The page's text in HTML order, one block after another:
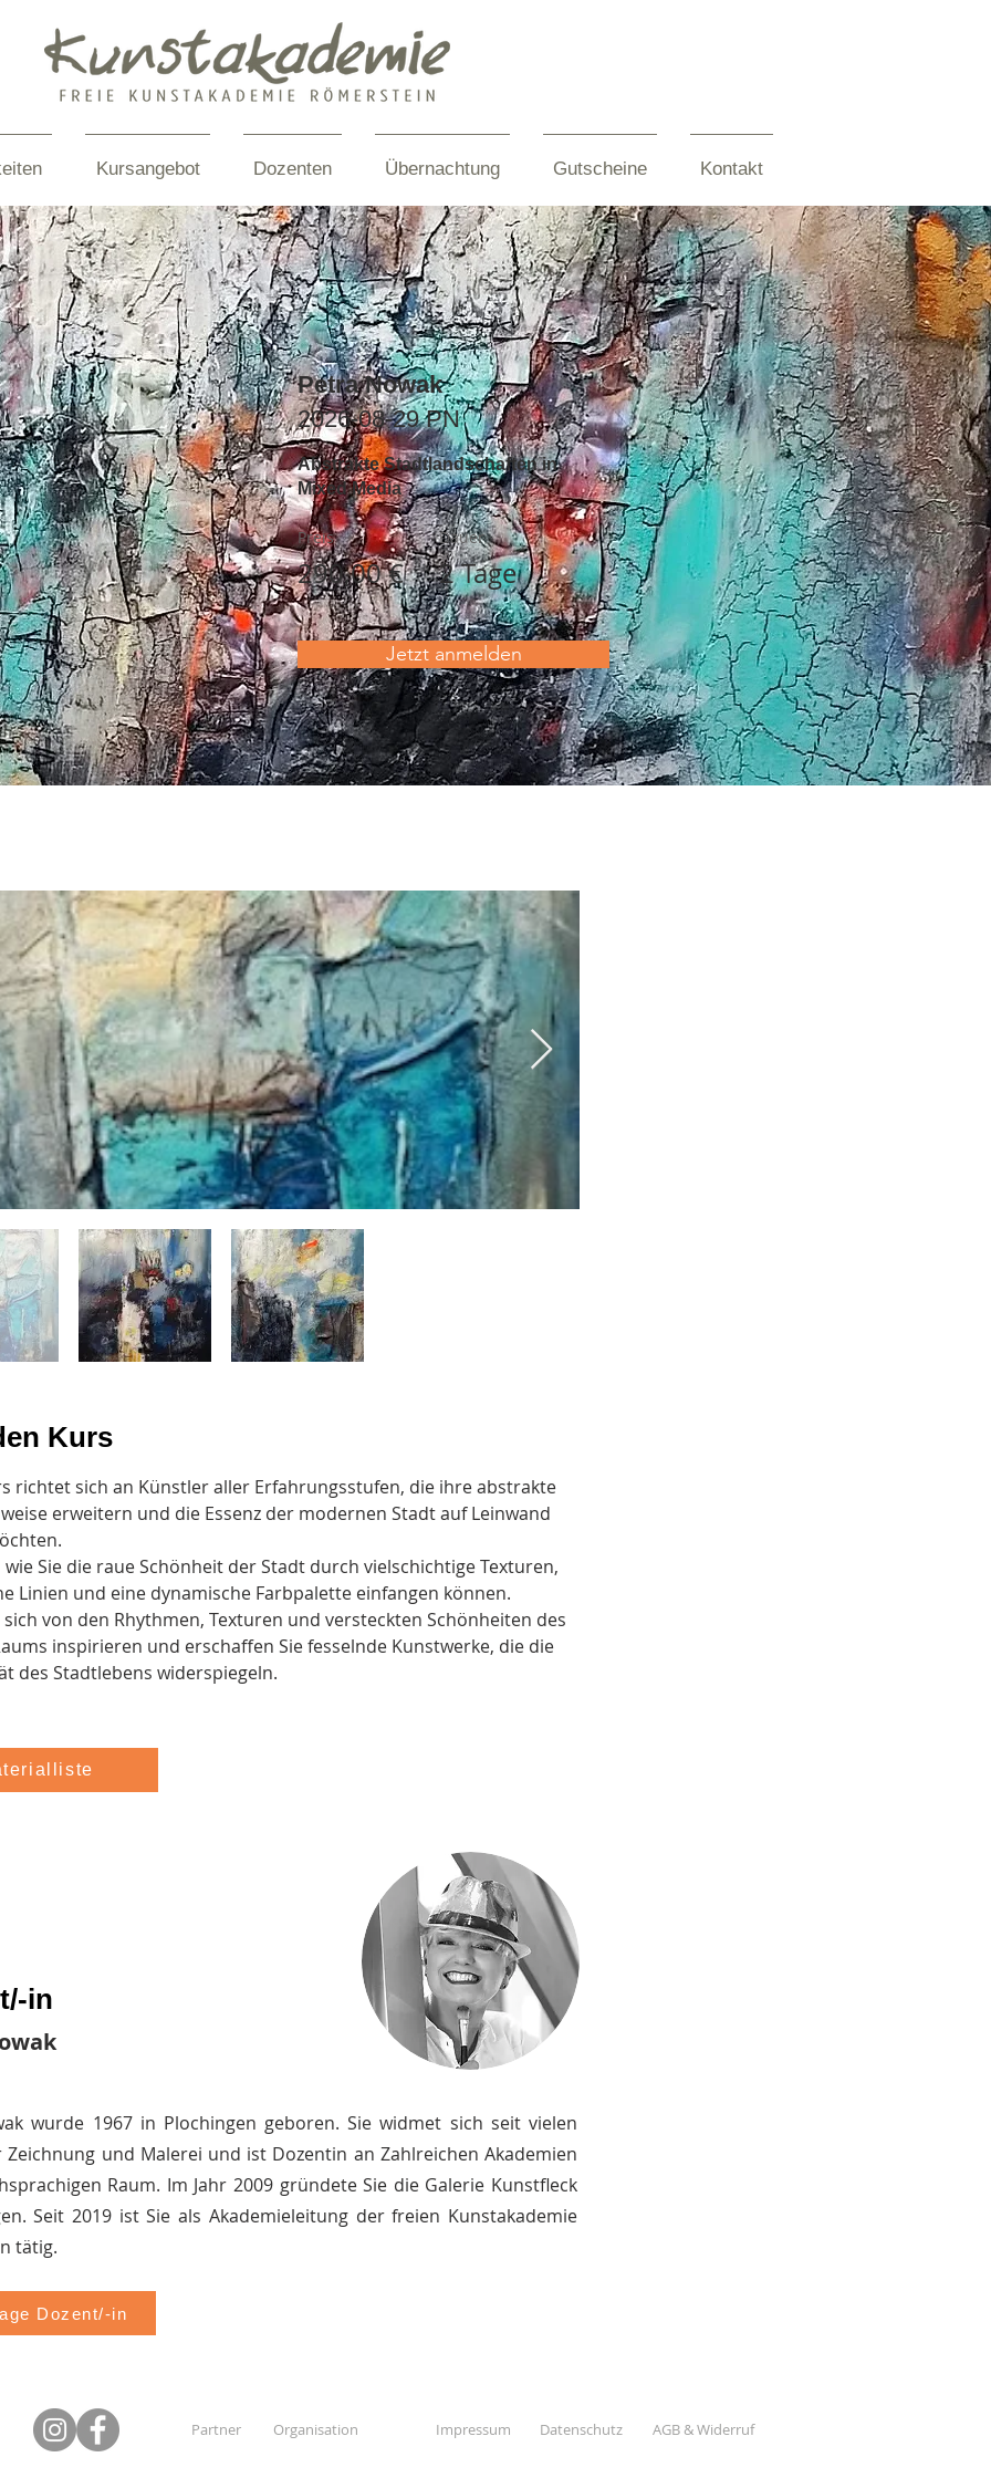
Kursangebot Dozenten Übernachtung Gutscheine Kontakt
Petra Nowak
2026-08-29 PN
Abstrakte Stadtlandschaften in
Mixed Media
Preis
290,00 €
Dauer
2 Tage
Jetzt anmelden
Kurs
richtet sich an Künstler aller Erfahrungsstufen, die ihre abstrakte
erweitern und die Essenz der modernen Stadt auf Leinwand
wie Sie die raue Schönheit der Stadt durch vielschichtige Texturen,
Linien und eine dynamische Farbpalette einfangen können.
sich von den Rhythmen, Texturen und versteckten Schönheiten des
inspirieren und erschaffen Sie fesselnde Kunstwerke, die die
des Stadtlebens widerspiegeln.
in
wurde 1967 in Plochingen geboren. Sie widmet sich seit vielen
Zeichnung und Malerei und ist Dozentin an Zahlreichen Akademien
Raum. Im Jahr 2009 gründete Sie die Galerie Kunstfleck
Seit 2019 ist Sie als Akademieleitung der freien Kunstakademie
tätig.
Dozent/-in
Partner Organisation Impressum Datenschutz AGB & Widerruf